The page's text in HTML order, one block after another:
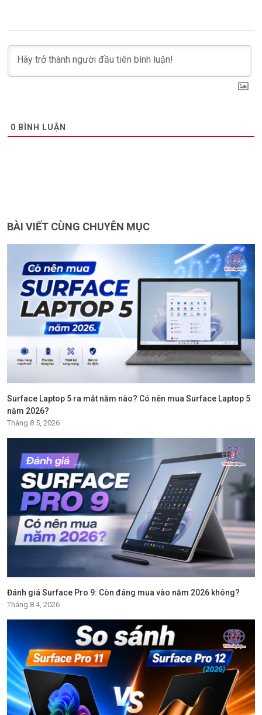
0 BÌNH LUẬN
BÀI VIẾT CÙNG CHUYÊN MỤC
Surface Laptop 5 ra mắt năm nào? Có nên mua Surface Laptop 5
năm 2026?
Tháng 8 5, 2026
Đánh giá Surface Pro 9: Còn đáng mua vào năm 2026 không?
Tháng 8 4, 2026